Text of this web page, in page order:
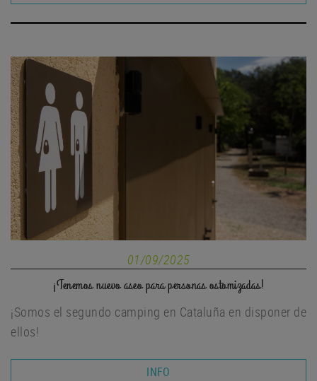
01/09/2025
¡Tenemos nuevo aseo para personas ostomizadas!
¡Somos el segundo camping en Cataluña en disponer de
ellos!
INFO